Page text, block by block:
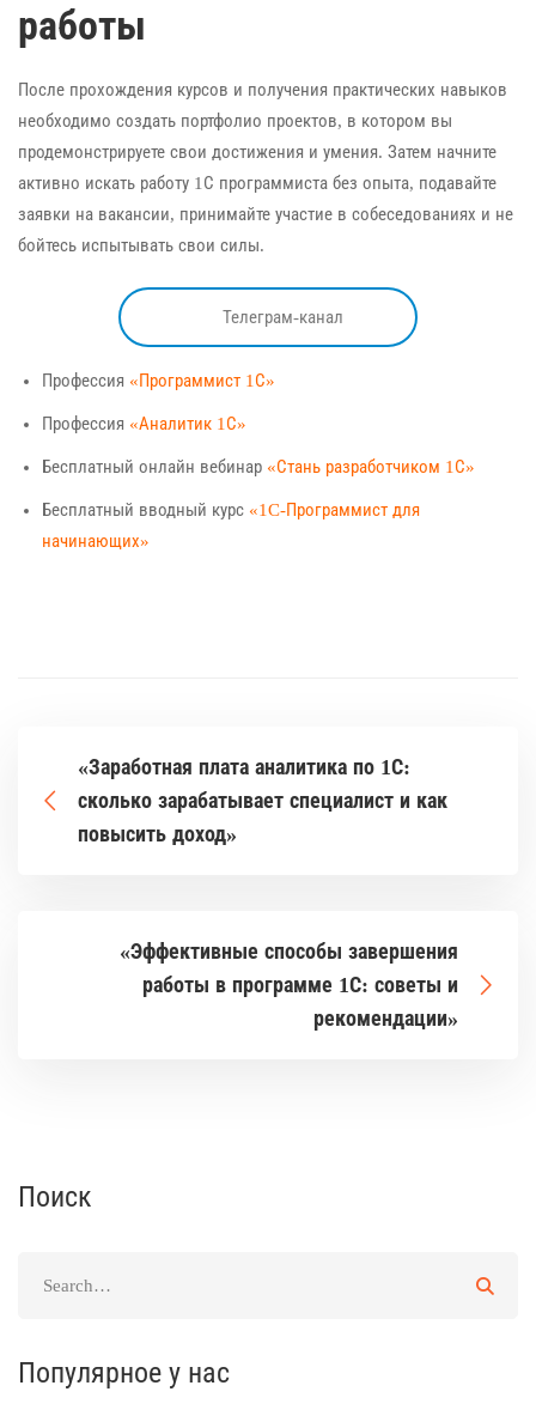
работы
После прохождения курсов и получения практических навыков
необходимо создать портфолио проектов, в котором вы
продемонстрируете свои достижения и умения. Затем начните
активно искать работу 1С программиста без опыта, подавайте
заявки на вакансии, принимайте участие в собеседованиях и не
бойтесь испытывать свои силы.
Телеграм-канал
Профессия «Программист 1С»
Профессия «Аналитик 1С»
Бесплатный онлайн вебинар «Стань разработчиком 1С»
Бесплатный вводный курс «1C-Программист для
начинающих»
«Заработная плата аналитика по 1С:
сколько зарабатывает специалист и как
повысить доход»
«Эффективные способы завершения
работы в программе 1С: советы и
рекомендации»
Поиск
Популярное у нас